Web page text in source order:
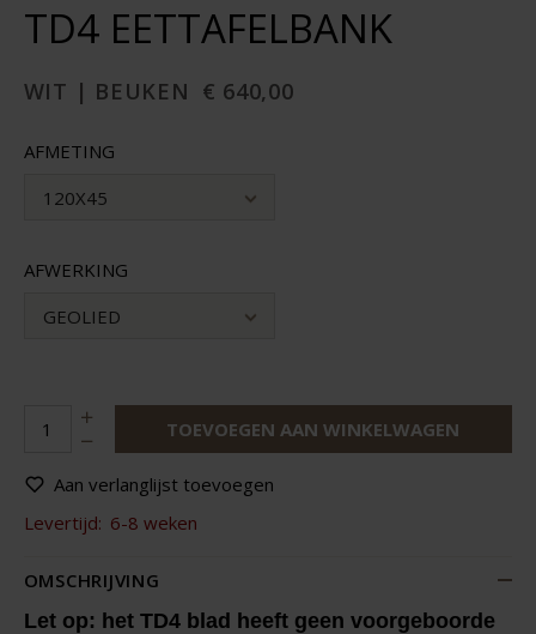
TD4 EETTAFELBANK
WIT | BEUKEN € 640,00
AFMETING
120X45
AFWERKING
GEOLIED
TOEVOEGEN AAN WINKELWAGEN
Aan verlanglijst toevoegen
Levertijd: 6-8 weken
OMSCHRIJVING
Let op: het TD4 blad heeft geen voorgeboorde